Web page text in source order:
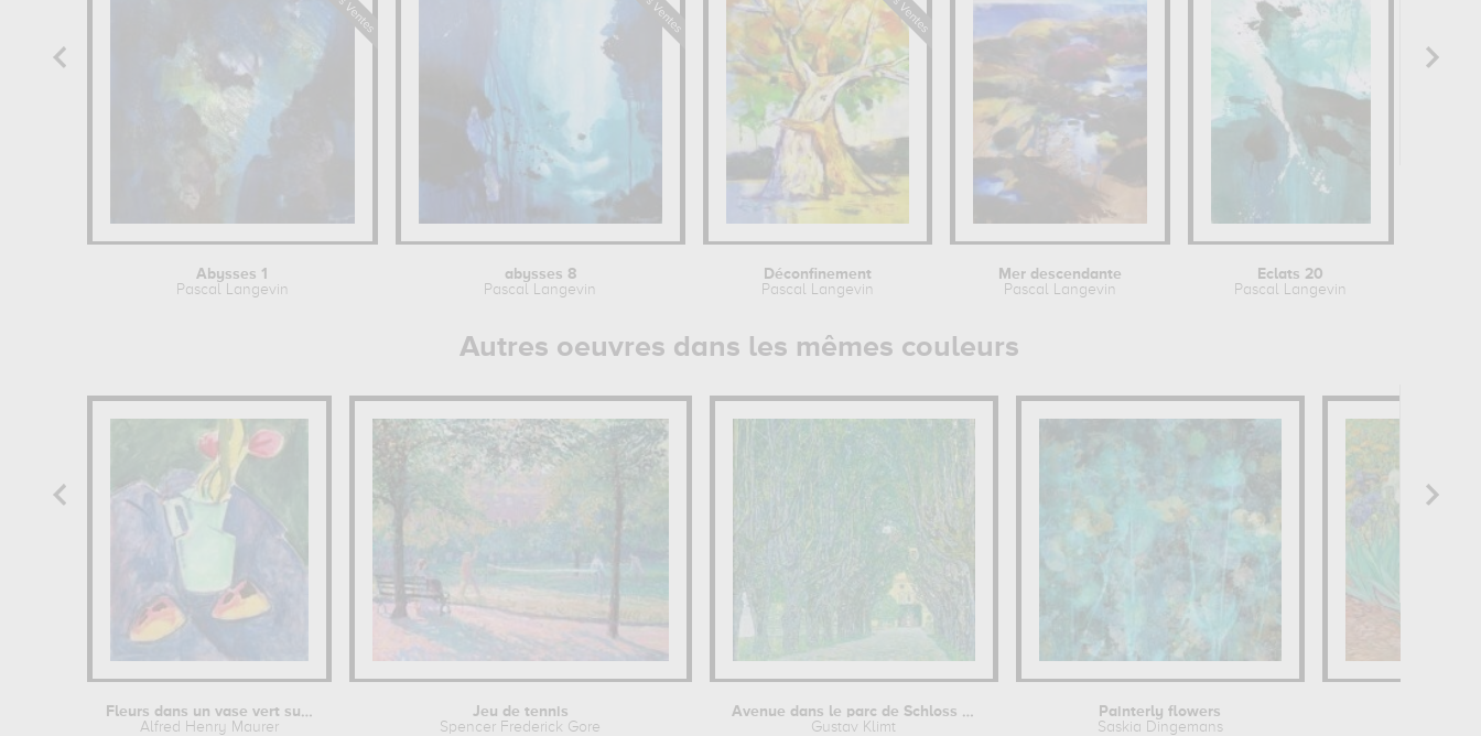
Abysses 1
Pascal Langevin
abysses 8
Pascal Langevin
Déconfinement
Pascal Langevin
Mer descendante
Pascal Langevin
Eclats 20
Pascal Langevin
Autres oeuvres dans les mêmes couleurs
Fleurs dans un vase vert sur un tissu...
Alfred Henry Maurer
Jeu de tennis
Spencer Frederick Gore
Avenue dans le parc de Schloss Kammer
Gustav Klimt
Painterly flowers
Saskia Dingemans